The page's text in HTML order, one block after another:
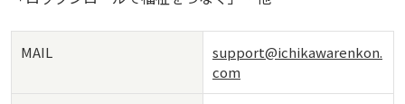
MAIL
support@ichikawarenkon.
com